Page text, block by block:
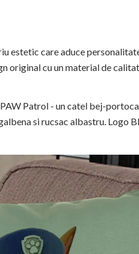
estetic care aduce
original cu un material de
Patrol - un catel bej-
si rucsac albastru. Logo